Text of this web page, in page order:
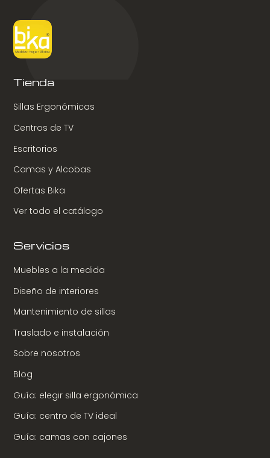
Tienda
Sillas Ergonómicas
Centros de TV
Escritorios
Camas y Alcobas
Ofertas Bika
Ver todo el catálogo
Servicios
Muebles a la medida
Diseño de interiores
Mantenimiento de sillas
Traslado e instalación
Sobre nosotros
Blog
Guía: elegir silla ergonómica
Guía: centro de TV ideal
Guía: camas con cajones